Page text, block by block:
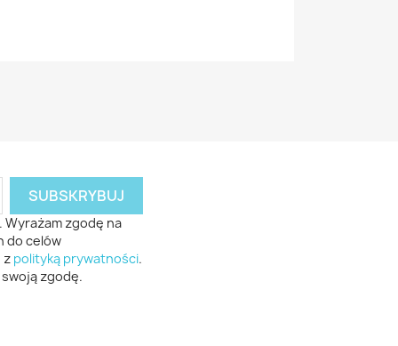
zgodę na
do celów
z polityką prywatności.
zgodę.